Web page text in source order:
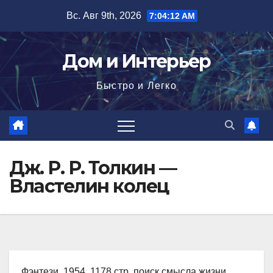
содержимому
Вс. Авг 9th, 2026 7:04:13 AM
Дом и Интерьер
Быстро и Легко
Дж. Р. Р. Толкин —
Властелин колец